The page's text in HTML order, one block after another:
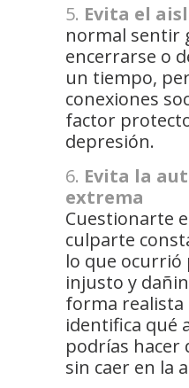
Evita el
normal sentir
encerrarse o
un tiempo,
conexiones
factor
depresión.
Evita la
extrema
Cuestionarte
culparte
lo que ocurrió
injusto y
forma realista
identifica qué
podrías hacer
sin caer en la